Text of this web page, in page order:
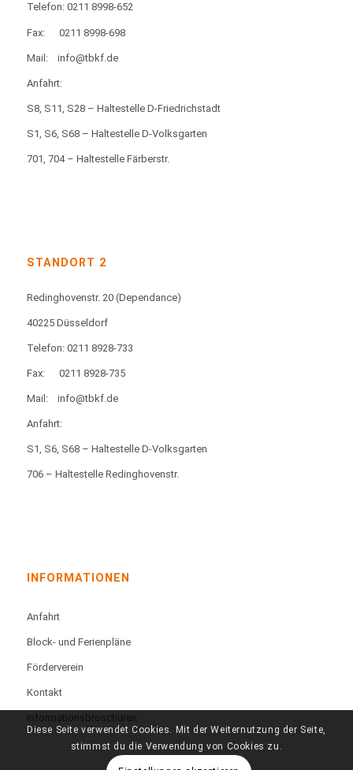
Telefon: 0211 8998-652
Fax: 0211 8998-698
Mail: info@tbkf.de
Anfahrt:
S8, S11, S28 – Haltestelle D-Friedrichstadt
S1, S6, S68 – Haltestelle D-Volksgarten
701, 704 – Haltestelle Färberstr.
STANDORT 2
Redinghovenstr. 20 (Dependance)
40225 Düsseldorf
Telefon: 0211 8928-733
Fax: 0211 8928-735
Mail: info@tbkf.de
Anfahrt:
S1, S6, S68 – Haltestelle D-Volksgarten
706 – Haltestelle Redinghovenstr.
INFORMATIONEN
Anfahrt
Block- und Ferienpläne
Förderverein
Kontakt
Informationsbroschüren
Diese Seite verwendet Cookies. Mit der Weiternutzung der Seite,
stimmst du die Verwendung von Cookies zu.